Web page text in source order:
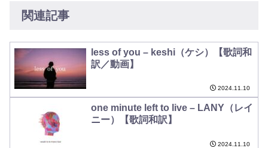
関連記事
less of you – keshi（ケシ）【歌詞和
訳／動画】
2024.11.10
one minute left to live – LANY（レイ
ニー）【歌詞和訳】
2024.11.10